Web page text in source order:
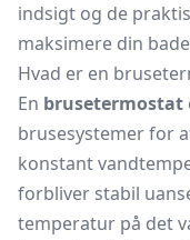
indsigt og de
maksimere din
Hvad er en
En brusetermostat
brusesystemerfor
konstant
forbliver stabil
temperatur på det